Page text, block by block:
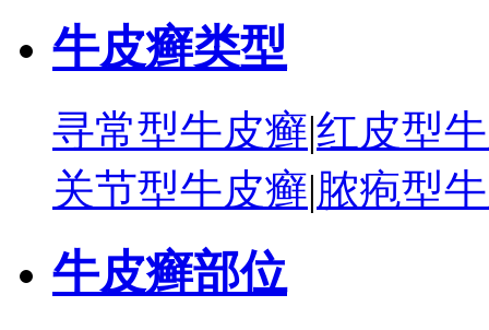
牛皮癣类型
寻常型牛皮癣|红皮型
关节型牛皮癣|脓疱型
牛皮癣部位